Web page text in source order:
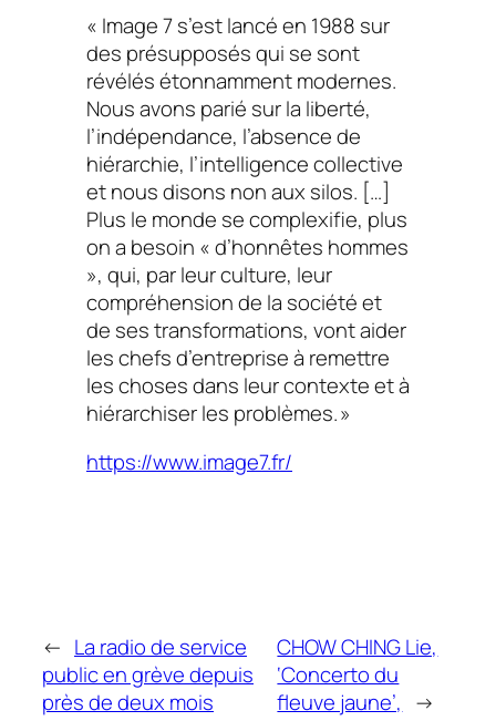
« Image 7 s’est lancé en 1988 sur
des présupposés qui se sont
révélés étonnamment modernes.
Nous avons parié sur la liberté,
l’indépendance, l’absence de
hiérarchie, l’intelligence collective
et nous disons non aux silos. […]
Plus le monde se complexifie, plus
on a besoin « d’honnêtes hommes
», qui, par leur culture, leur
compréhension de la société et
de ses transformations, vont aider
les chefs d’entreprise à remettre
les choses dans leur contexte et à
hiérarchiser les problèmes. »
https://www.image7.fr/
← La radio de service
public en grève depuis
près de deux mois
CHOW CHING Lie,
‘Concerto du
fleuve jaune’, →